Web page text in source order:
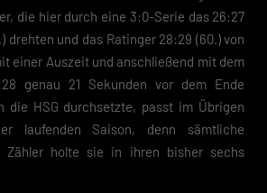
die hier durch eine 3:0-Serie das 26:27
drehten und das Ratinger 28:29 (60.) von
einer Auszeit und anschließend mit dem
genau 21 Sekunden vor dem Ende
die HSG durchsetzte, passt im Übrigen
laufenden Saison, denn sämtliche
Zähler holte sie in ihren bisher sechs
Speichern
Zurück
grundlegende Funktionen und sind für die
Website erforderlich.